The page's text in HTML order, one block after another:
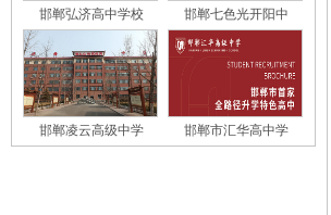
邯郸弘济高中学校 邯郸七色光开阳中
邯郸凌云高级中学 邯郸市汇华高中学